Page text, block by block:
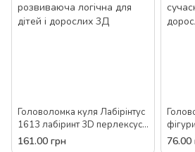
Головоломка куля Лабірінтус
1613 лабіринт 3D перлексус
дитяча розвиваюча логічна
161.00 грн 76.00